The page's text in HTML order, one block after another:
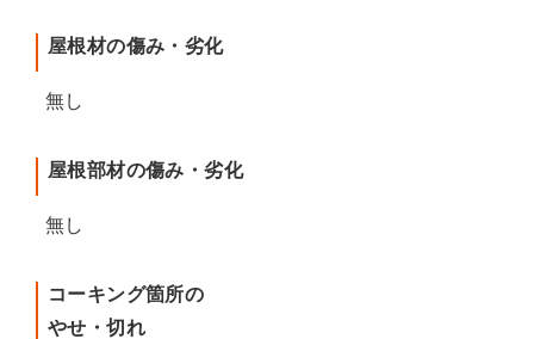
屋根材の傷み・劣化
無し
屋根部材の傷み・劣化
無し
コーキング箇所の
やせ・切れ